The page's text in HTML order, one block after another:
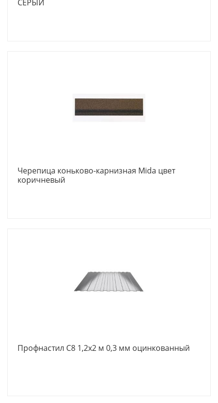
СЕРЫЙ
Черепица коньково-карнизная Mida цвет
коричневый
Профнастил С8 1,2х2 м 0,3 мм оцинкованный